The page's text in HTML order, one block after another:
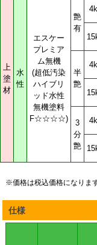
ご注文方法
お支払方法
送料について
特定商取引法に基づく
表示
個人情報の取扱い
業者様 ネット会員募集
業者様向けのネット会員募
キャンペーン情報満載のメ
ルマガ購読などお得なネッ
ト会員募集中です。
上
塗
材
水
性
エスケー
プレミア
ム無機
(超低汚染
ハイブリ
ッド水性
無機塗料
F☆☆☆☆)
艶
有
半
艶
3
分
艶
※価格は税込価格になります
仕様